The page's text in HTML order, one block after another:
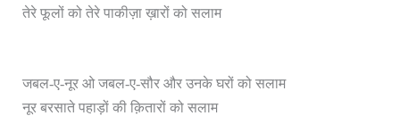
तेरे फूलों को तेरे पाकीज़ा ख़ारों को सलाम
जबल-ए-नूर ओ जबल-ए-सौर और उनके घरों को सलाम
नूर बरसाते पहाड़ों की क़ितारों को सलाम